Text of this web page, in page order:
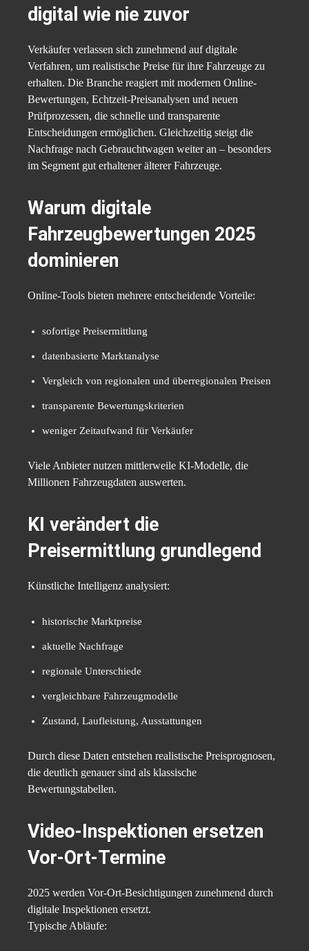
digital wie nie zuvor
Verkäufer verlassen sich zunehmend auf digitale
Verfahren, um realistische Preise für ihre Fahrzeuge zu
erhalten. Die Branche reagiert mit modernen Online-
Bewertungen, Echtzeit-Preisanalysen und neuen
Prüfprozessen, die schnelle und transparente
Entscheidungen ermöglichen. Gleichzeitig steigt die
Nachfrage nach Gebrauchtwagen weiter an – besonders
im Segment gut erhaltener älterer Fahrzeuge.
Warum digitale
Fahrzeugbewertungen 2025
dominieren
Online-Tools bieten mehrere entscheidende Vorteile:
sofortige Preisermittlung
datenbasierte Marktanalyse
Vergleich von regionalen und überregionalen Preisen
transparente Bewertungskriterien
weniger Zeitaufwand für Verkäufer
Viele Anbieter nutzen mittlerweile KI-Modelle, die
Millionen Fahrzeugdaten auswerten.
KI verändert die
Preisermittlung grundlegend
Künstliche Intelligenz analysiert:
historische Marktpreise
aktuelle Nachfrage
regionale Unterschiede
vergleichbare Fahrzeugmodelle
Zustand, Laufleistung, Ausstattungen
Durch diese Daten entstehen realistische Preisprognosen,
die deutlich genauer sind als klassische
Bewertungstabellen.
Video-Inspektionen ersetzen
Vor-Ort-Termine
2025 werden Vor-Ort-Besichtigungen zunehmend durch
digitale Inspektionen ersetzt.
Typische Abläufe: